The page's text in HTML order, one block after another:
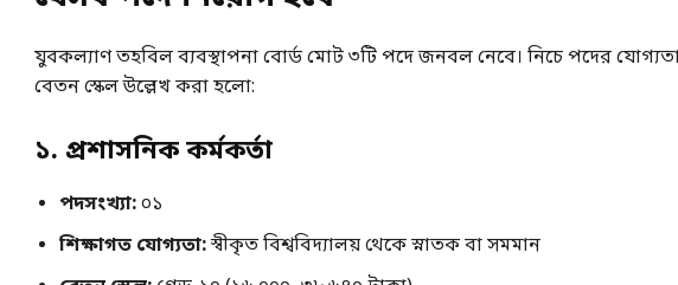
যুবকল্যাণ তহবিল ব্যবস্থাপনা বোর্ড মোট ৩টি পদে জনবল নেবে। নিচে পদের
বেতন স্কেল উল্লেখ করা হলো:
১. প্রশাসনিক কর্মকর্তা
পদসংখ্যা:০১
শিক্ষাগত যোগ্যতা:স্বীকৃত বিশ্ববিদ্যালয় থেকে স্নাতক বা সমমান